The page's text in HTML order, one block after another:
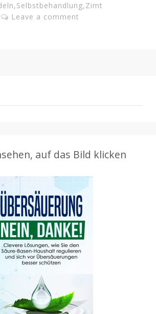
,Selbstbehandlung,Zimt
Leave a comment
auf das Bild klicken